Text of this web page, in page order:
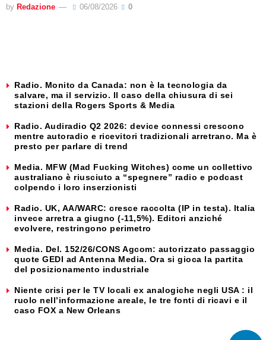
by Redazione 06/08/2026 0
Radio. Monito da Canada: non è la tecnologia da
salvare, ma il servizio. Il caso della chiusura di sei
stazioni della Rogers Sports & Media
Radio. Audiradio Q2 2026: device connessi crescono
mentre autoradio e ricevitori tradizionali arretrano. Ma è
presto per parlare di trend
Media. MFW (Mad Fucking Witches) come un collettivo
australiano è riusciuto a “spegnere” radio e podcast
colpendo i loro inserzionisti
Radio. UK, AA/WARC: cresce raccolta (IP in testa). Italia
invece arretra a giugno (-11,5%). Editori anziché
evolvere, restringono perimetro
Media. Del. 152/26/CONS Agcom: autorizzato passaggio
quote GEDI ad Antenna Media. Ora si gioca la partita
del posizionamento industriale
Niente crisi per le TV locali ex analogiche negli USA : il
ruolo nell’informazione areale, le tre fonti di ricavi e il
caso FOX a New Orleans